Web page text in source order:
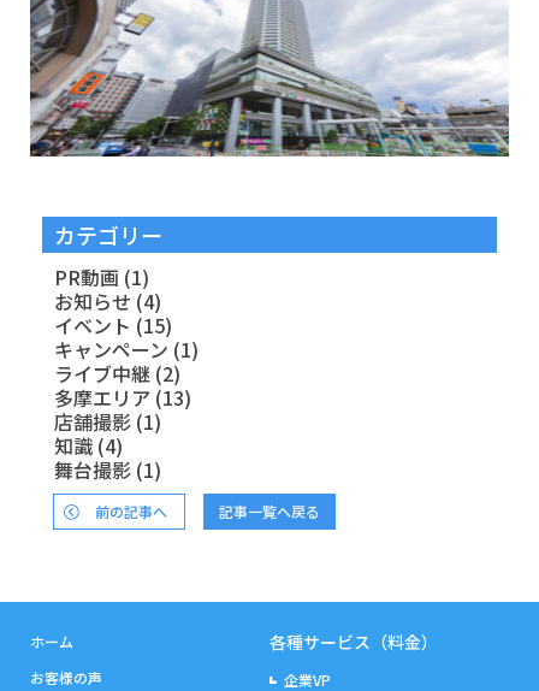
カテゴリー
PR動画 (1)
お知らせ (4)
イベント (15)
キャンペーン (1)
ライブ中継 (2)
多摩エリア (13)
店舗撮影 (1)
知識 (4)
舞台撮影 (1)
前の記事へ 記事一覧へ戻る
ホーム
お客様の声
各種サービス（料金）
企業VP